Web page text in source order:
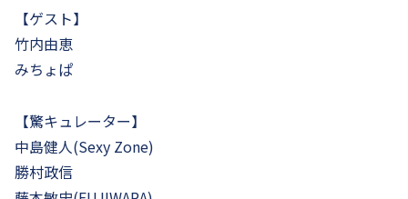
【ゲスト】
竹内由恵
みちょぱ
【驚キュレーター】
中島健人(Sexy Zone)
勝村政信